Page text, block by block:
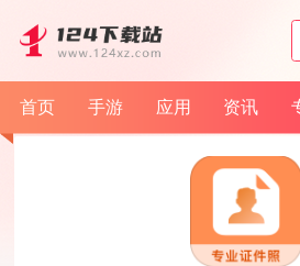
首页 手游 应用 资讯